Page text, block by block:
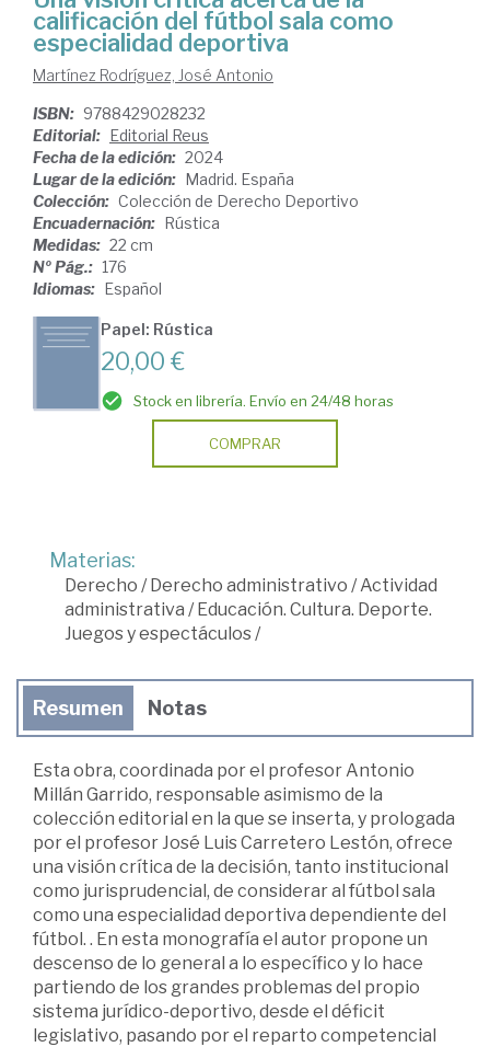
calificación del fútbol sala como
especialidad deportiva
Martínez Rodríguez, José Antonio
ISBN: 9788429028232
Editorial: Editorial Reus
Fecha de la edición: 2024
Lugar de la edición: Madrid. España
Colección: Colección de Derecho Deportivo
Encuadernación: Rústica
Medidas: 22 cm
Nº Pág.: 176
Idiomas: Español
Papel: Rústica
20,00 €
Stock en librería. Envío en 24/48 horas
COMPRAR
Materias:
Derecho /Derecho administrativo /Actividad
administrativa /Educación. Cultura. Deporte.
Juegos y espectáculos /
Resumen Notas
Esta obra, coordinada por el profesor Antonio
Millán Garrido, responsable asimismo de la
colección editorial en la que se inserta, y prologada
por el profesor José Luis Carretero Lestón, ofrece
una visión crítica de la decisión, tanto institucional
como jurisprudencial, de considerar al fútbol sala
como una especialidad deportiva dependiente del
fútbol. . En esta monografía el autor propone un
descenso de lo general a lo específico y lo hace
partiendo de los grandes problemas del propio
sistema jurídico-deportivo, desde el déficit
legislativo, pasando por el reparto competencial